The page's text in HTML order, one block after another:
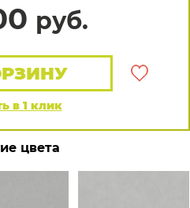
руб.
в 1 клик
цвета